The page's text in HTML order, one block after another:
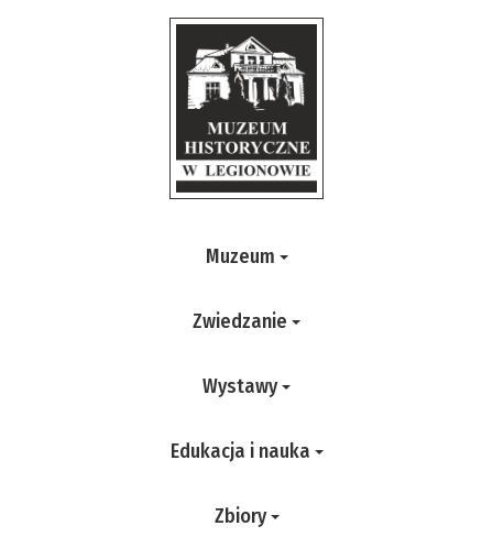
Muzeum
Zwiedzanie
Wystawy
Edukacja i nauka
Zbiory